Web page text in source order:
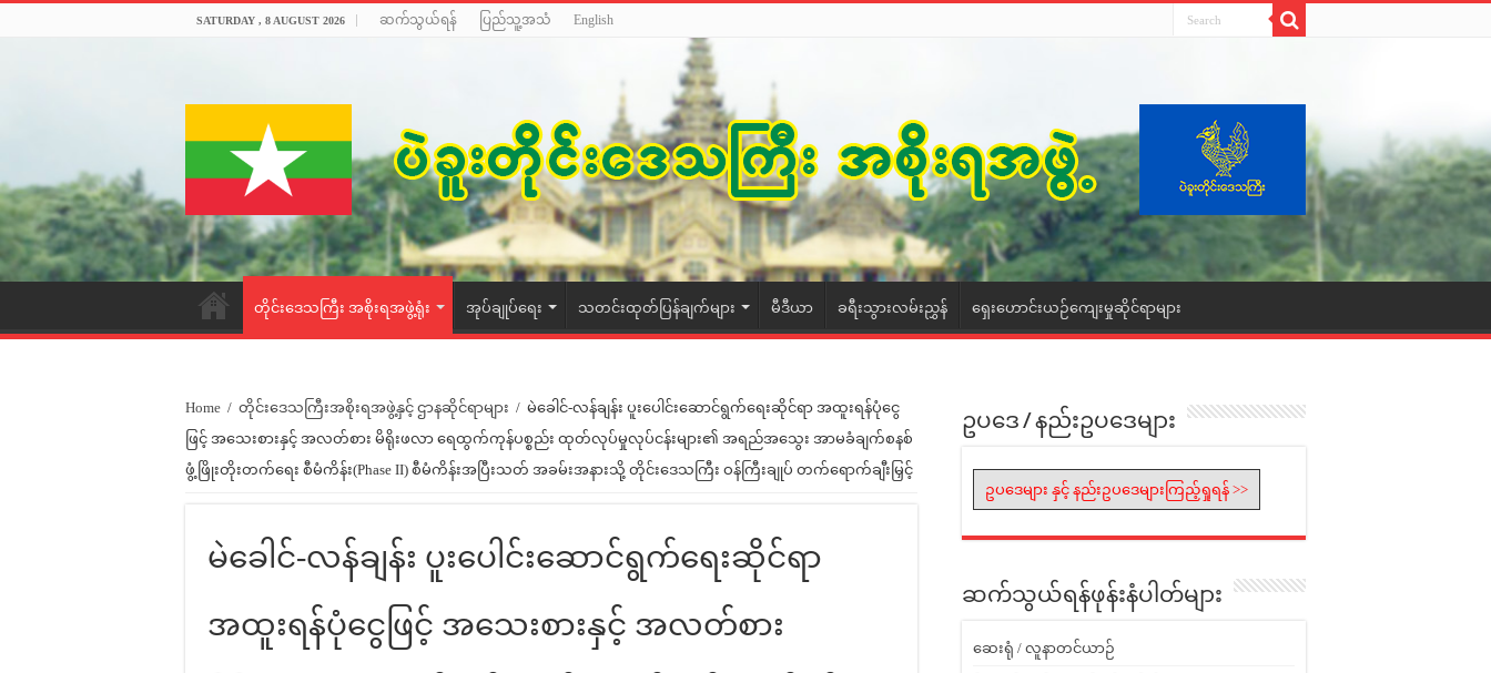
SATURDAY , 8 AUGUST 2026 ဆက်သွယ်ရန် ပြည်သူ့အသံ English
တိုင်းဒေသကြီး အစိုးရအဖွဲ့ရုံး အုပ်ချုပ်ရေး သတင်းထုတ်ပြန်ချက်များ မီဒီယာ ခရီးသွားလမ်းညွှန် ရှေးဟောင်းယဉ်ကျေးမှုဆိုင်ရာများ
Home / တိုင်းဒေသကြီးအစိုးရအဖွဲ့နှင့် ဌာနဆိုင်ရာများ / မဲခေါင်-လန်ချန်း ပူးပေါင်းဆောင်ရွက်ရေးဆိုင်ရာ အထူးရန်ပုံငွေ
ဖြင့် အသေးစားနှင့် အလတ်စား မိရိုးဖလာ ရေထွက်ကုန်ပစ္စည်း ထုတ်လုပ်မှုလုပ်ငန်းများ၏ အရည်အသွေး အာမခံချက်စနစ်
ဖွံ့ဖြိုးတိုးတက်ရေး စီမံကိန်း(Phase II) စီမံကိန်းအပြီးသတ် အခမ်းအနားသို့ တိုင်းဒေသကြီး ဝန်ကြီးချုပ် တက်ရောက်ချီးမြှင့်
မဲခေါင်-လန်ချန်း ပူးပေါင်းဆောင်ရွက်ရေးဆိုင်ရာ
အထူးရန်ပုံငွေဖြင့် အသေးစားနှင့် အလတ်စား
ဥပဒေ / နည်းဥပဒေများ
ဥပဒေများ နှင့် နည်းဥပဒေများကြည့်ရှုရန် >>
ဆက်သွယ်ရန်ဖုန်းနံပါတ်များ
ဆေးရုံ / လူနာတင်ယာဉ်